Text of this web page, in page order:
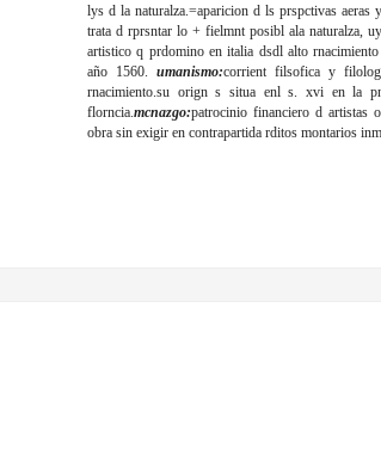
lys d la naturalza.=aparicion d ls prspctivas aeras
trata d rprsntar lo + fielmnt posibl ala naturalza,
artistico q prdomino en italia dsdl alto
año 1560. umanismo:corrient filsofica y
rnacimiento.su orign s situa enl s. xvi en la
florncia.mcnazgo:patrocinio financiero d artistas
obra sin exigir en contrapartida rditos montarios